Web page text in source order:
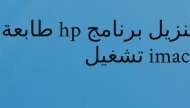
طابعة hp تحديثات تنزيل برنامج
تشغيل imac